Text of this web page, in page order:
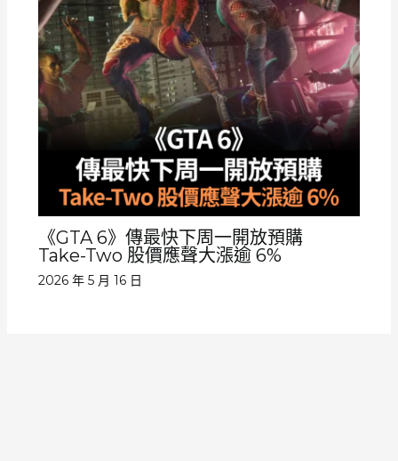
《GTA 6》傳最快下周一開放預購
Take-Two 股價應聲大漲逾 6%
2026 年 5 月 16 日